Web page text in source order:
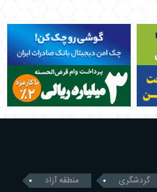
گردشگری منطقه آزاد